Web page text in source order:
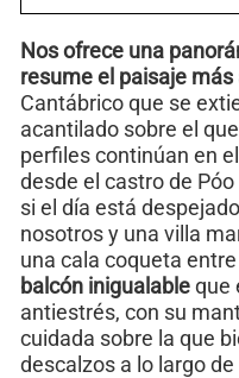
Nos ofrece una
resume el paisaje
Cantábrico que se
acantilado sobre el
perfiles continúan en
desde el castro de
si el día está
nosotros y una villa
una cala coqueta
balcón inigualableque
antiestrés, con su
cuidada sobre la que
descalzos a lo largo